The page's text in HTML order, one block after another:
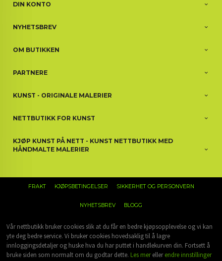
DIN KONTO
NYHETSBREV
OM BUTIKKEN
PARTNERE
KUNST - ORIGINALE MALERIER
NETTBUTIKK FOR KUNST
KJØP KUNST PÅ NETT - KUNST NETTBUTIKK MED
HÅNDMALTE MALERIER
FRAKT KJØPSBETINGELSER SIKKERHET OG PERSONVERN
NYHETSBREV BLOGG
Vår nettbutikk bruker cookies slik at du får en bedre kjøpsopplevelse og vi kan
yte deg bedre service. Vi bruker cookies hovedsaklig til å lagre
innloggingsdetaljer og huske hva du har puttet i handlekurven din. Fortsett å
bruke siden som normalt om du godtar dette. Les merellerendre innstillinger